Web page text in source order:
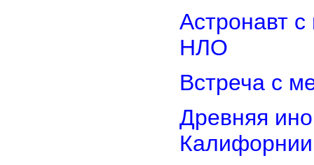
Астронавт
НЛО
Встреча с
Древняя
Калифорнии